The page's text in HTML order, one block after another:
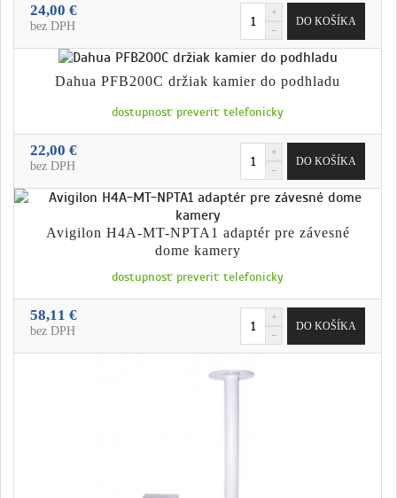
24,00 €
bez DPH
Dahua PFB200C držiak kamier do podhladu
dostupnosť preveriť telefonicky
22,00 €
bez DPH
Avigilon H4A-MT-NPTA1 adaptér pre závesné
dome kamery
dostupnosť preveriť telefonicky
58,11 €
bez DPH